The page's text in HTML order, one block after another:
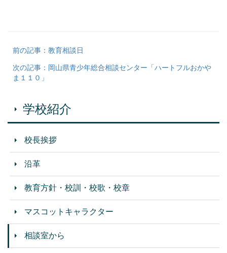
前の記事：教育相談日
次の記事：岡山県青少年総合相談センター「ハートフルおかや
ま１１０」
学校紹介
校長挨拶
沿革
教育方針・校訓・校歌・校章
マスコットキャラクター
相談室から